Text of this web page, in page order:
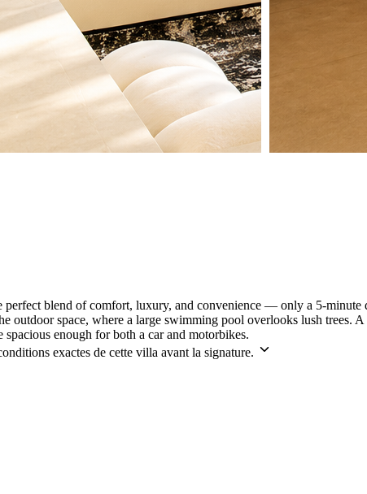
blend of comfort, luxury, and convenience — only a 5-minute
space, where a large swimming pool overlooks lush trees. A
enough for both a car and motorbikes.
exactes de cette villa avant la signature.